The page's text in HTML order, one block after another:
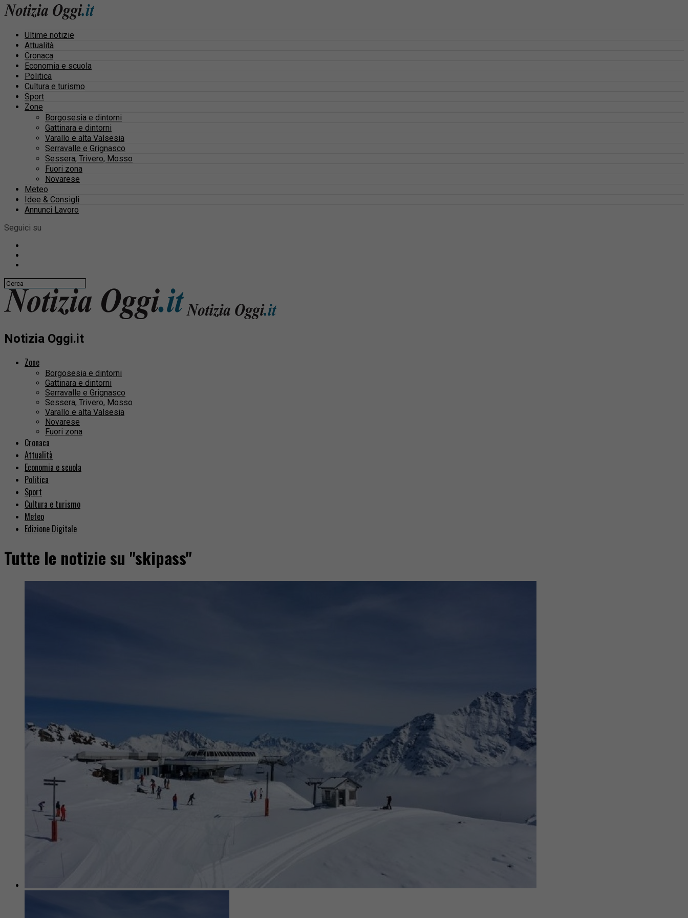
Ultime notizie
Attualità
Cronaca
Economia e scuola
Politica
Cultura e turismo
Sport
Zone
Borgosesia e dintorni
Gattinara e dintorni
Varallo e alta Valsesia
Serravalle e Grignasco
Sessera, Trivero, Mosso
Fuori zona
Novarese
Meteo
Idee & Consigli
Annunci Lavoro
Seguici su
Notizia Oggi.it
Zone
Borgosesia e dintorni
Gattinara e dintorni
Serravalle e Grignasco
Sessera, Trivero, Mosso
Varallo e alta Valsesia
Novarese
Fuori zona
Cronaca
Attualità
Economia e scuola
Politica
Sport
Cultura e turismo
Meteo
Edizione Digitale
Tutte le notizie su "skipass"